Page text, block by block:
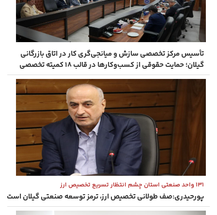
تأسیس مرکز تخصصی سازش و میانجی‌گری کار در اتاق بازرگانی
گیلان؛ حمایت حقوقی از کسب‌وکارها در قالب ۱۸ کمیته تخصصی
۱۳۱ واحد صنعتی استان چشم‌ انتظار تسریع تخصیص ارز
پورحیدری:صف طولانی تخصیص ارز، ترمز توسعه صنعتی گیلان است